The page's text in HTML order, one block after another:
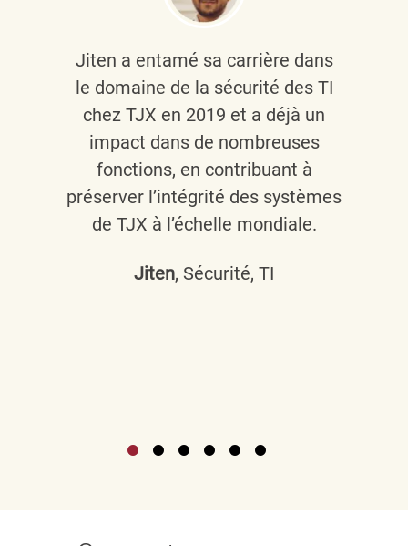
Jiten a entamé sa carrière dans
le domaine de la sécurité des TI
chez TJX en 2019 et a déjà un
impact dans de nombreuses
fonctions, en contribuant à
préserver l’intégrité des systèmes
de TJX à l’échelle mondiale.
Jiten, Sécurité, TI